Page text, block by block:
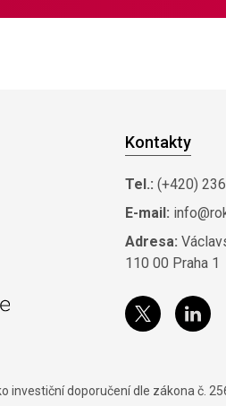
Kontakty
Tel.: (+420)
E-mail:
Adresa:
110 00 Praha 1
investiční doporučení dle zákona č.